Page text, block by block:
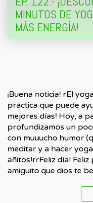
MINUTOS DE
MÁS ENERGÍA!
¡Buena noticia! rEl
práctica que puede
mejores días! Hoy, a
profundizamos un
con muuucho humor
meditar y a hacer
añitos!rrFeliz día! Feliz
amiguito que dios te